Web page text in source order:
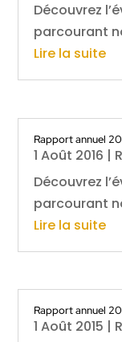
Découvrez
parcourant
Lire la suite
Rapport annuel
1 Août 2016 |
Découvrez
parcourant
Lire la suite
Rapport annuel
1 Août 2015 |